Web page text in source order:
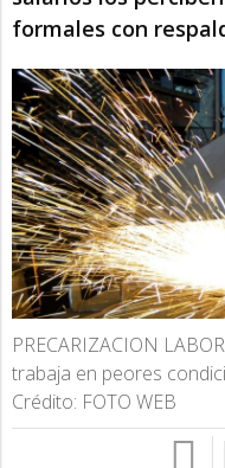
Vie
formales con
PRECARIZACION
trabaja en peores
Crédito: FOTO WEB